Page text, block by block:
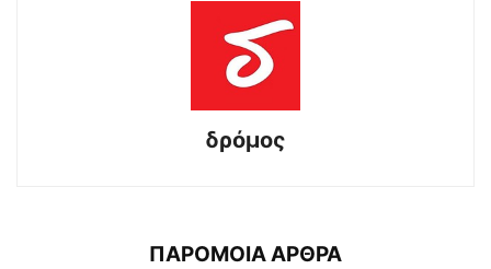
δρόμος
ΠΑΡΟΜΟΙΑ ΑΡΘΡΑ